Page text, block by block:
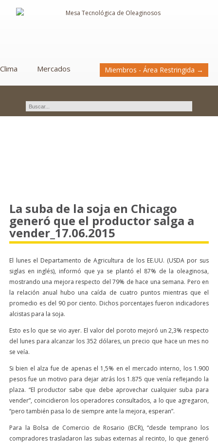
Clima Mercados Miembros - Área Restringida →
La suba de la soja en Chicago
generó que el productor salga a
vender_17.06.2015
El lunes el Departamento de Agricultura de los EE.UU. (USDA por sus
siglas en inglés), informó que ya se plantó el 87% de la oleaginosa,
mostrando una mejora respecto del 79% de hace una semana. Pero en
la relación anual hubo una caída de cuatro puntos mientras que el
promedio es del 90 por ciento. Dichos porcentajes fueron indicadores
alcistas para la soja.
Esto es lo que se vio ayer. El valor del poroto mejoró un 2,3% respecto
del lunes para alcanzar los 352 dólares, un precio que hace un mes no
se veía.
Si bien el alza fue de apenas el 1,5% en el mercado interno, los 1.900
pesos fue un motivo para dejar atrás los 1.875 que venía reflejando la
plaza. “El productor sabe que debe aprovechar cualquier suba para
vender”, coincidieron los operadores consultados, a lo que agregaron,
“pero también pasa lo de siempre ante la mejora, esperan”.
Para la Bolsa de Comercio de Rosario (BCR), “desde temprano los
compradores trasladaron las subas externas al recinto, lo que generó